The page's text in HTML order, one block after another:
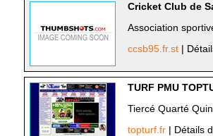
Cricket Club de
Association
ccsb95.fr.st
|
TURF PMU
Tiercé Quarté
topturf.fr
| Détails